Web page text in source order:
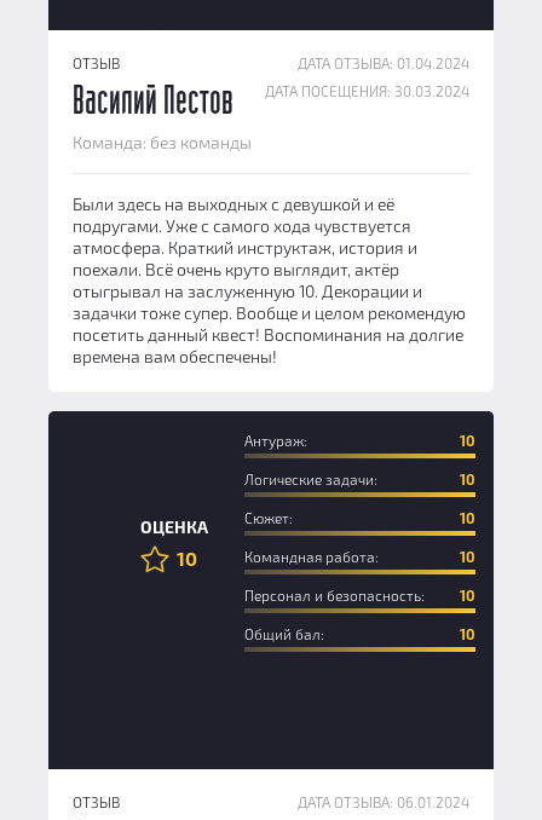
ОТЗЫВ
ДАТА ОТЗЫВА: 01.04.2024
ДАТА ПОСЕЩЕНИЯ: 30.03.2024
Василий Пестов
Команда: без команды
Были здесь на выходных с девушкой и её
подругами. Уже с самого хода чувствуется
атмосфера. Краткий инструктаж, история и
поехали. Всё очень круто выглядит, актёр
отыгрывал на заслуженную 10. Декорации и
задачки тоже супер. Вообще и целом рекомендую
посетить данный квест! Воспоминания на долгие
времена вам обеспечены!
ОЦЕНКА
10
Антураж: 10
Логические задачи: 10
Сюжет: 10
Командная работа: 10
Персонал и безопасность: 10
Общий бал: 10
ОТЗЫВ
ДАТА ОТЗЫВА: 06.01.2024